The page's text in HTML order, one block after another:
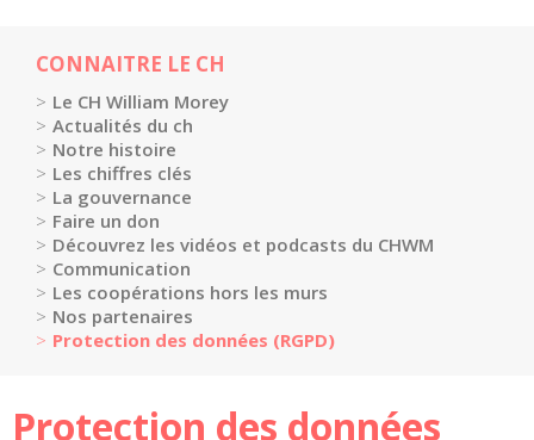
la
!
Développement
Durable
La
recherche
clinique
Portail
de
Recherche
CONNAITRE LE CH
Le CH William Morey
Actualités du ch
Notre histoire
Les chiffres clés
La gouvernance
Faire un don
Découvrez les vidéos et podcasts du CHWM
Communication
Les coopérations hors les murs
Nos partenaires
Protection des données (RGPD)
Protection des données